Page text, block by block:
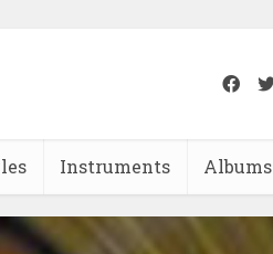
Instruments Albums